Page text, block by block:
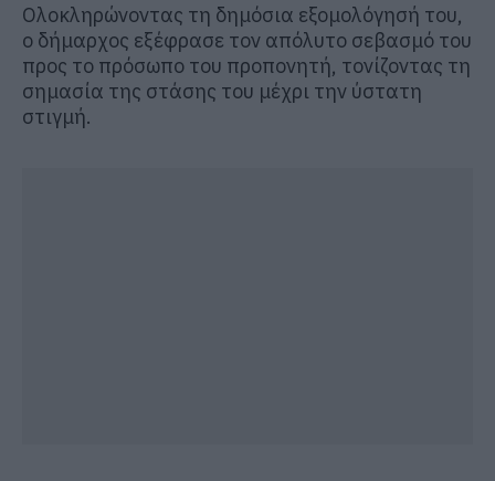
Ολοκληρώνοντας τη δημόσια εξομολόγησή του,
ο δήμαρχος εξέφρασε τον απόλυτο σεβασμό του
προς το πρόσωπο του προπονητή, τονίζοντας τη
σημασία της στάσης του μέχρι την ύστατη
στιγμή.